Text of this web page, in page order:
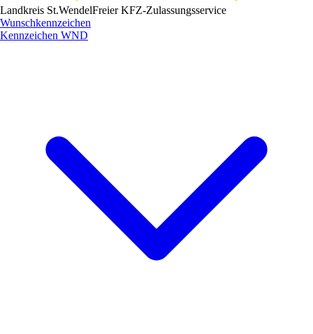
Landkreis St.WendelFreier KFZ-Zulassungsservice
Wunschkennzeichen
Kennzeichen WND